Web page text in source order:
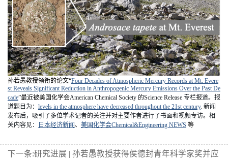
孙若愚教授领衔的论文“Four Decades of Atmospheric Mercury Records at Mt. Evere
st Reveals Significant Reduction in Anthropogenic Mercury Emissions Over the Past De
cade”最近被美国化学会American Chemical Society 的Science Release 专栏报道。报
道题目为 ： levels in the atmosphere have decreased throughout the 21st century. 新闻
发布后，吸引了多位学术记者的关注并对主要作者进行了书面和视频专访。相
关内容见：
日本经济新闻、 美国化学会Chemical&Engineering NEWS 等
下一条:研究进展 | 孙若愚教授获得侯德封青年科学家奖并应